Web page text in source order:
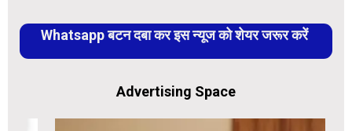
Whatsapp बटन दबा कर इस न्यूज को शेयर जरूर करें
Advertising Space